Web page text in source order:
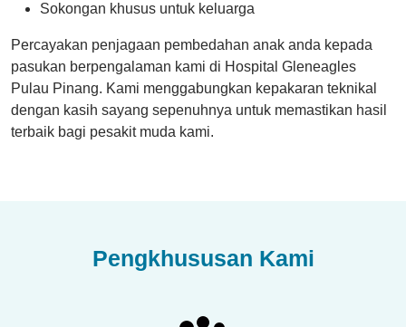
Sokongan khusus untuk keluarga
Percayakan penjagaan pembedahan anak anda kepada
pasukan berpengalaman kami di Hospital Gleneagles
Pulau Pinang. Kami menggabungkan kepakaran teknikal
dengan kasih sayang sepenuhnya untuk memastikan hasil
terbaik bagi pesakit muda kami.
Pengkhususan Kami